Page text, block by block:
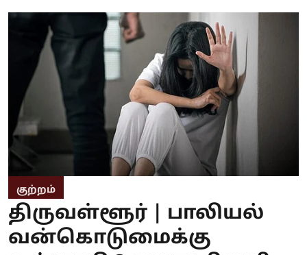
குற்றம்
திருவள்ளூர் | பாலியல்
வன்கொடுமைக்கு